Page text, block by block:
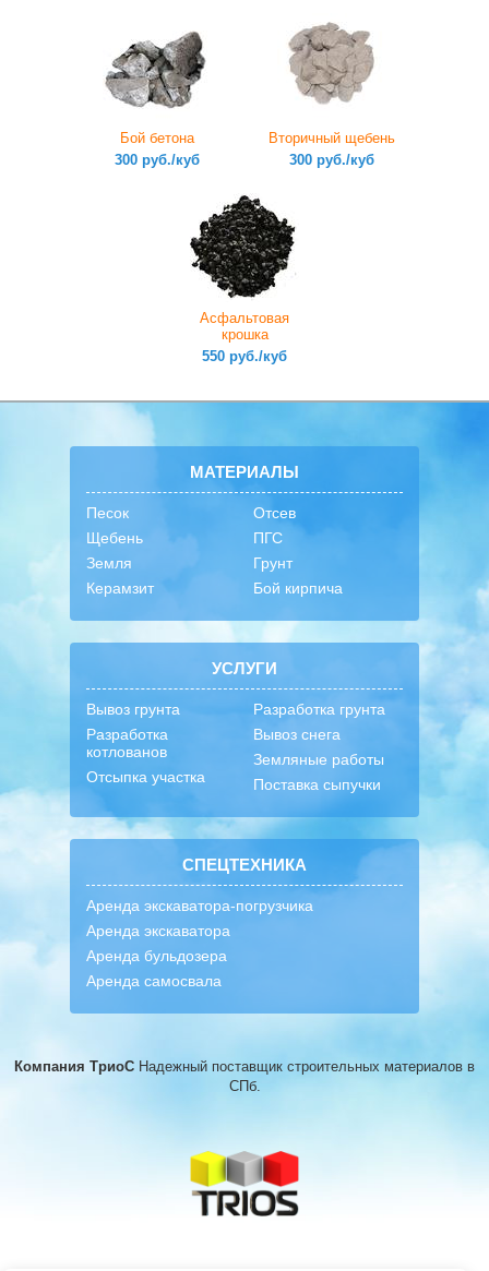
Бой бетона
300 руб./куб
Вторичный щебень
300 руб./куб
Асфальтовая
крошка
550 руб./куб
МАТЕРИАЛЫ
Песок
Щебень
Земля
Керамзит
Отсев
ПГС
Грунт
Бой кирпича
УСЛУГИ
Вывоз грунта
Разработка
котлованов
Отсыпка участка
Разработка грунта
Вывоз снега
Земляные работы
Поставка сыпучки
СПЕЦТЕХНИКА
Аренда экскаватора-погрузчика
Аренда экскаватора
Аренда бульдозера
Аренда самосвала
Компания ТриоС Надежный поставщик строительных материалов в
СПб.